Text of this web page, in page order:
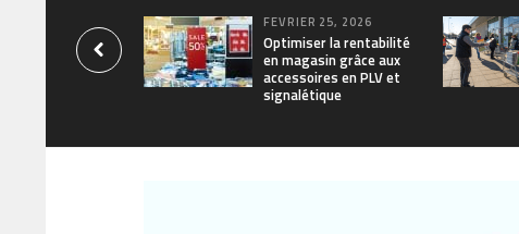
FÉVRIER 25, 2026
Optimiser la rentabilité
en magasin grâce aux
accessoires en PLV et
signalétique